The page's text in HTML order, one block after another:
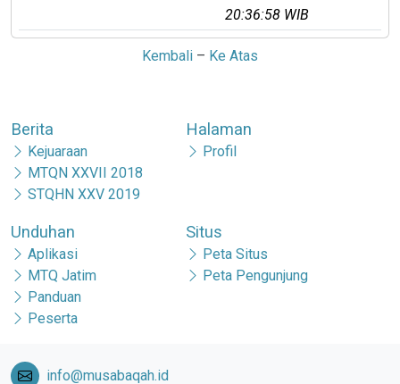
20:36:58 WIB
Kembali – Ke Atas
Berita
Kejuaraan
MTQN XXVII 2018
STQHN XXV 2019
Halaman
Profil
Unduhan
Aplikasi
MTQ Jatim
Panduan
Peserta
Situs
Peta Situs
Peta Pengunjung
info@musabaqah.id